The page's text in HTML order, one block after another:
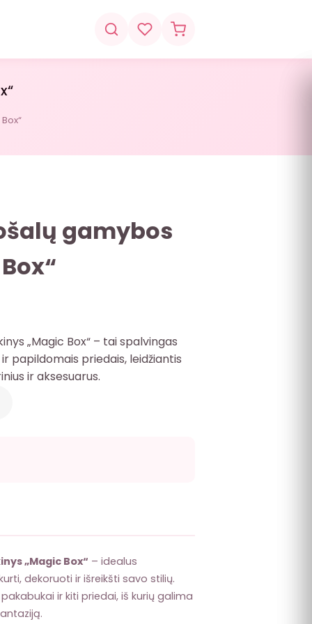
gamybos
„Magic Box“ – tai spalvingas
papildomais priedais, leidžiantis
ir aksesuarus.
„Magic Box“ – idealus
dekoruoti ir išreikšti savo stilių.
ir kiti priedai, iš kurių galima